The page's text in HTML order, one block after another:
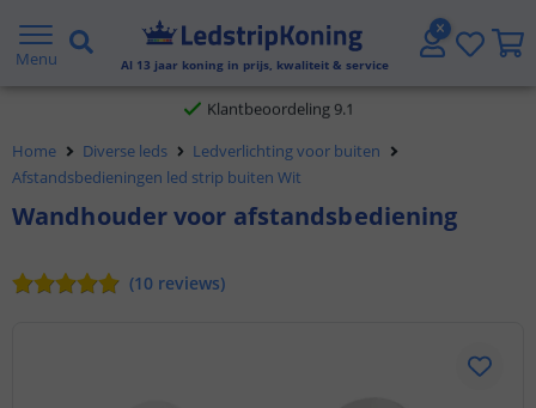
Menu Al 13 jaar koning in prijs, kwaliteit & service
Gratis verzending vanaf € 20,- NL en BE
Klantbeoordeling 9.1
Voor 23:45 uur besteld, morgen in huis
Home Diverse leds
Ledverlichting voor buiten
Afstandsbedieningen led strip buiten Wit
Wandhouder voor afstandsbediening
(10 reviews)